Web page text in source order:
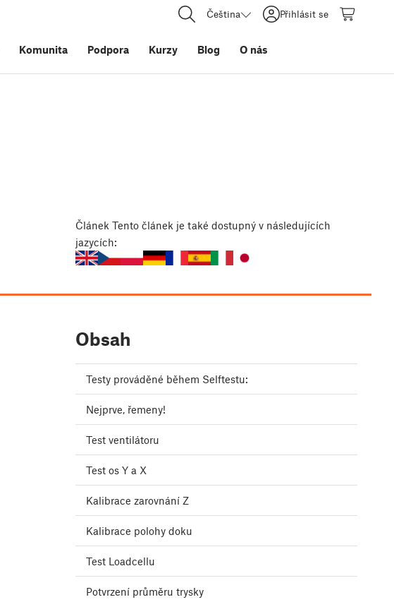
Čeština Přihlásit se
Komunita Podpora Kurzy Blog O nás
Článek Tento článek je také dostupný v následujících
jazycích:
Obsah
Testy prováděné během Selftestu:
Nejprve, řemeny!
Test ventilátoru
Test os Y a X
Kalibrace zarovnání Z
Kalibrace polohy doku
Test Loadcellu
Potvrzení průměru trysky